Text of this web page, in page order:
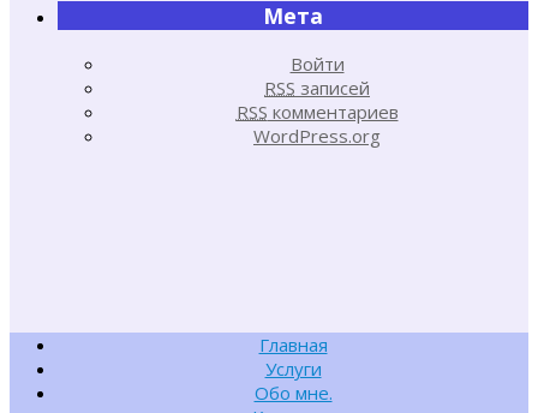
Мета
Войти
RSS записей
RSS комментариев
WordPress.org
Главная
Услуги
Обо мне.